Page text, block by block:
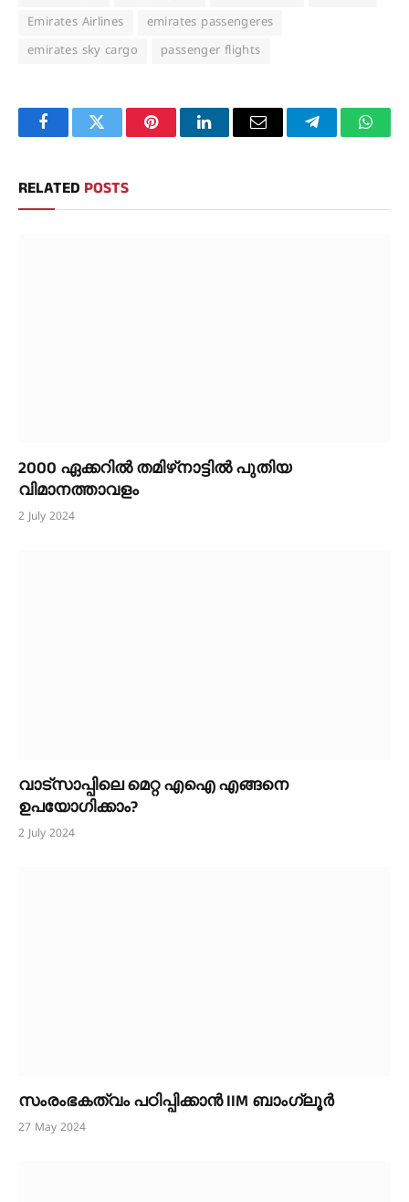
Emirates Airlines
emirates passengeres
emirates sky cargo
passenger flights
FacebookTwitter PinterestLinkedInEmail Telegram
RELATED POSTS
2000 ഏക്കറിൽ തമിഴ്‌നാട്ടിൽ പുതിയ
വിമാനത്താവളം
2 July 2024
വാട്സാപ്പിലെ മെറ്റ എഐ എങ്ങനെ
ഉപയോഗിക്കാം?
2 July 2024
സംരംഭകത്വം പഠിപ്പിക്കാൻ IIM ബാംഗ്ലൂർ
27 May 2024